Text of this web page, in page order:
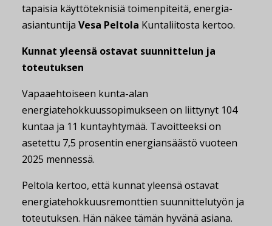
tapaisia käyttöteknisiä toimenpiteitä, energia-
asiantuntija Vesa Peltola Kuntaliitosta kertoo.
Kunnat yleensä ostavat suunnittelun ja
toteutuksen
Vapaaehtoiseen kunta-alan
energiatehokkuussopimukseen on liittynyt 104
kuntaa ja 11 kuntayhtymää. Tavoitteeksi on
asetettu 7,5 prosentin energiansäästö vuoteen
2025 mennessä.
Peltola kertoo, että kunnat yleensä ostavat
energiatehokkuusremonttien suunnittelutyön ja
toteutuksen. Hän näkee tämän hyvänä asiana.